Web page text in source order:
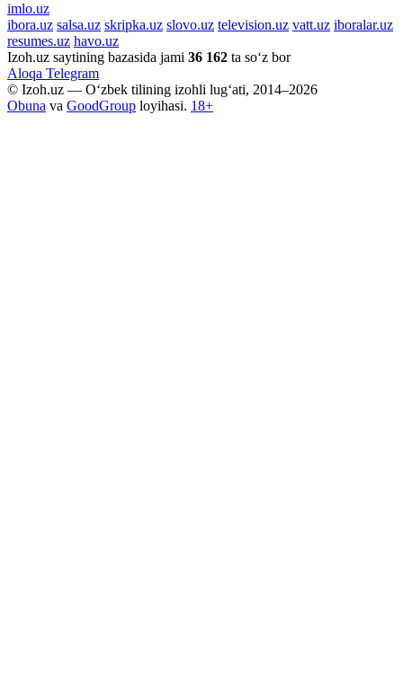
imlo.uz
ibora.uz salsa.uz skripka.uz slovo.uz television.uz vatt.uz iboralar.uz
resumes.uz havo.uz
Izoh.uz saytining bazasida jami 36 162 ta so‘z bor
Aloqa Telegram
© Izoh.uz — O‘zbek tilining izohli lug‘ati, 2014–2026
Obuna va GoodGroup loyihasi. 18+